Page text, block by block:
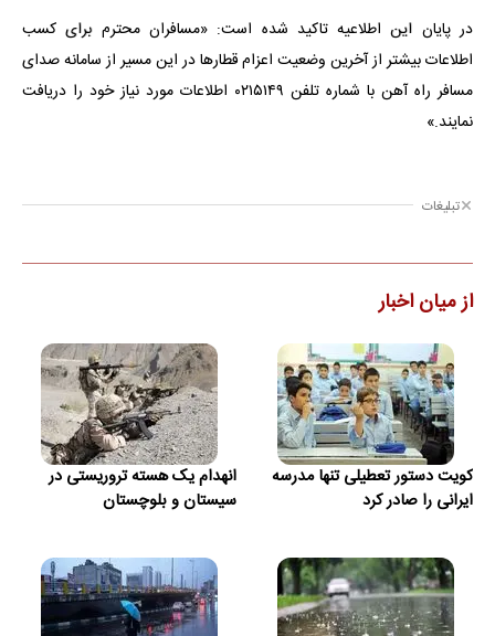
در پایان این اطلاعیه تاکید شده است: «مسافران محترم برای کسب
اطلاعات بیشتر از آخرین وضعیت اعزام قطارها در این مسیر از سامانه صدای
مسافر راه آهن با شماره تلفن ۰۲۱۵۱۴۹ اطلاعات مورد نیاز خود را دریافت
نمایند.»
تبلیغات
از میان اخبار
کویت دستور تعطیلی تنها مدرسه
ایرانی را صادر کرد
انهدام یک هسته تروریستی در
سیستان و بلوچستان